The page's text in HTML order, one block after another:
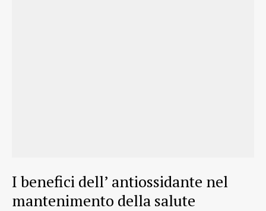
I benefici dell’ antiossidante nel
mantenimento della salute